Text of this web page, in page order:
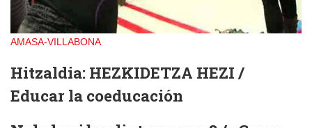
AMASA-VILLABONA
Hitzaldia: HEZKIDETZA HEZI /
Educar la coeducación